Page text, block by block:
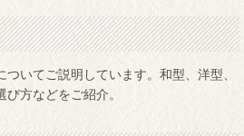
いてご説明しています。和型、洋型、
方などをご紹介。